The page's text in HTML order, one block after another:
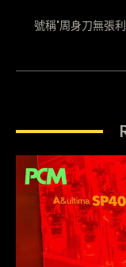
號稱"周身刀無張